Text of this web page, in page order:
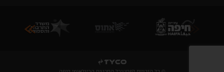
באינסטגרםבפייסבוק